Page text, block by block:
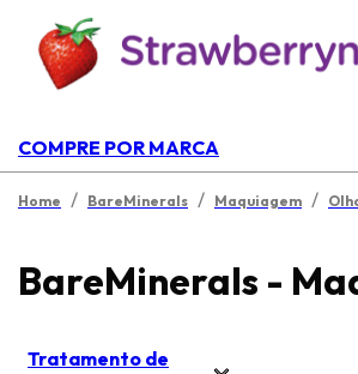
COMPRE POR MARCA
Home / BareMinerals / Maquiagem /
BareMinerals -
Tratamento de